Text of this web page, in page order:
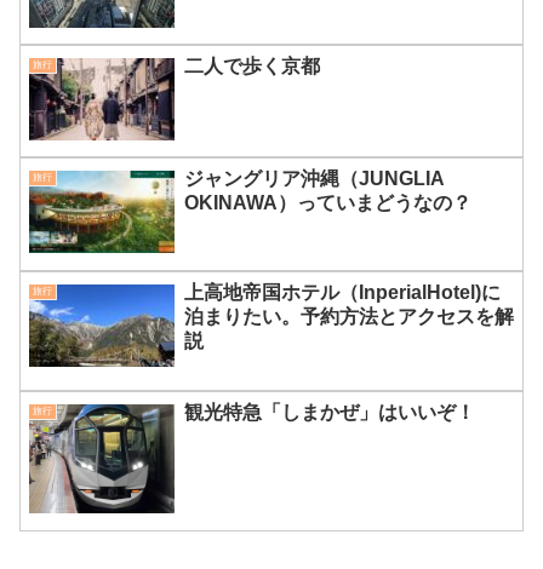
旅行 二人で歩く京都
旅行
ジャングリア沖縄（JUNGLIA
OKINAWA）っていまどうなの？
旅行
上高地帝国ホテル（InperialHotel)に
泊まりたい。予約方法とアクセスを解
説
旅行 観光特急「しまかぜ」はいいぞ！